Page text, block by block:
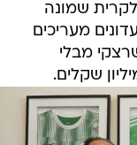
לקרית שמונה
מעריכים
מבלי
שקלים.